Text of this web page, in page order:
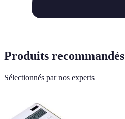
Produits recommandés
Sélectionnés par nos experts